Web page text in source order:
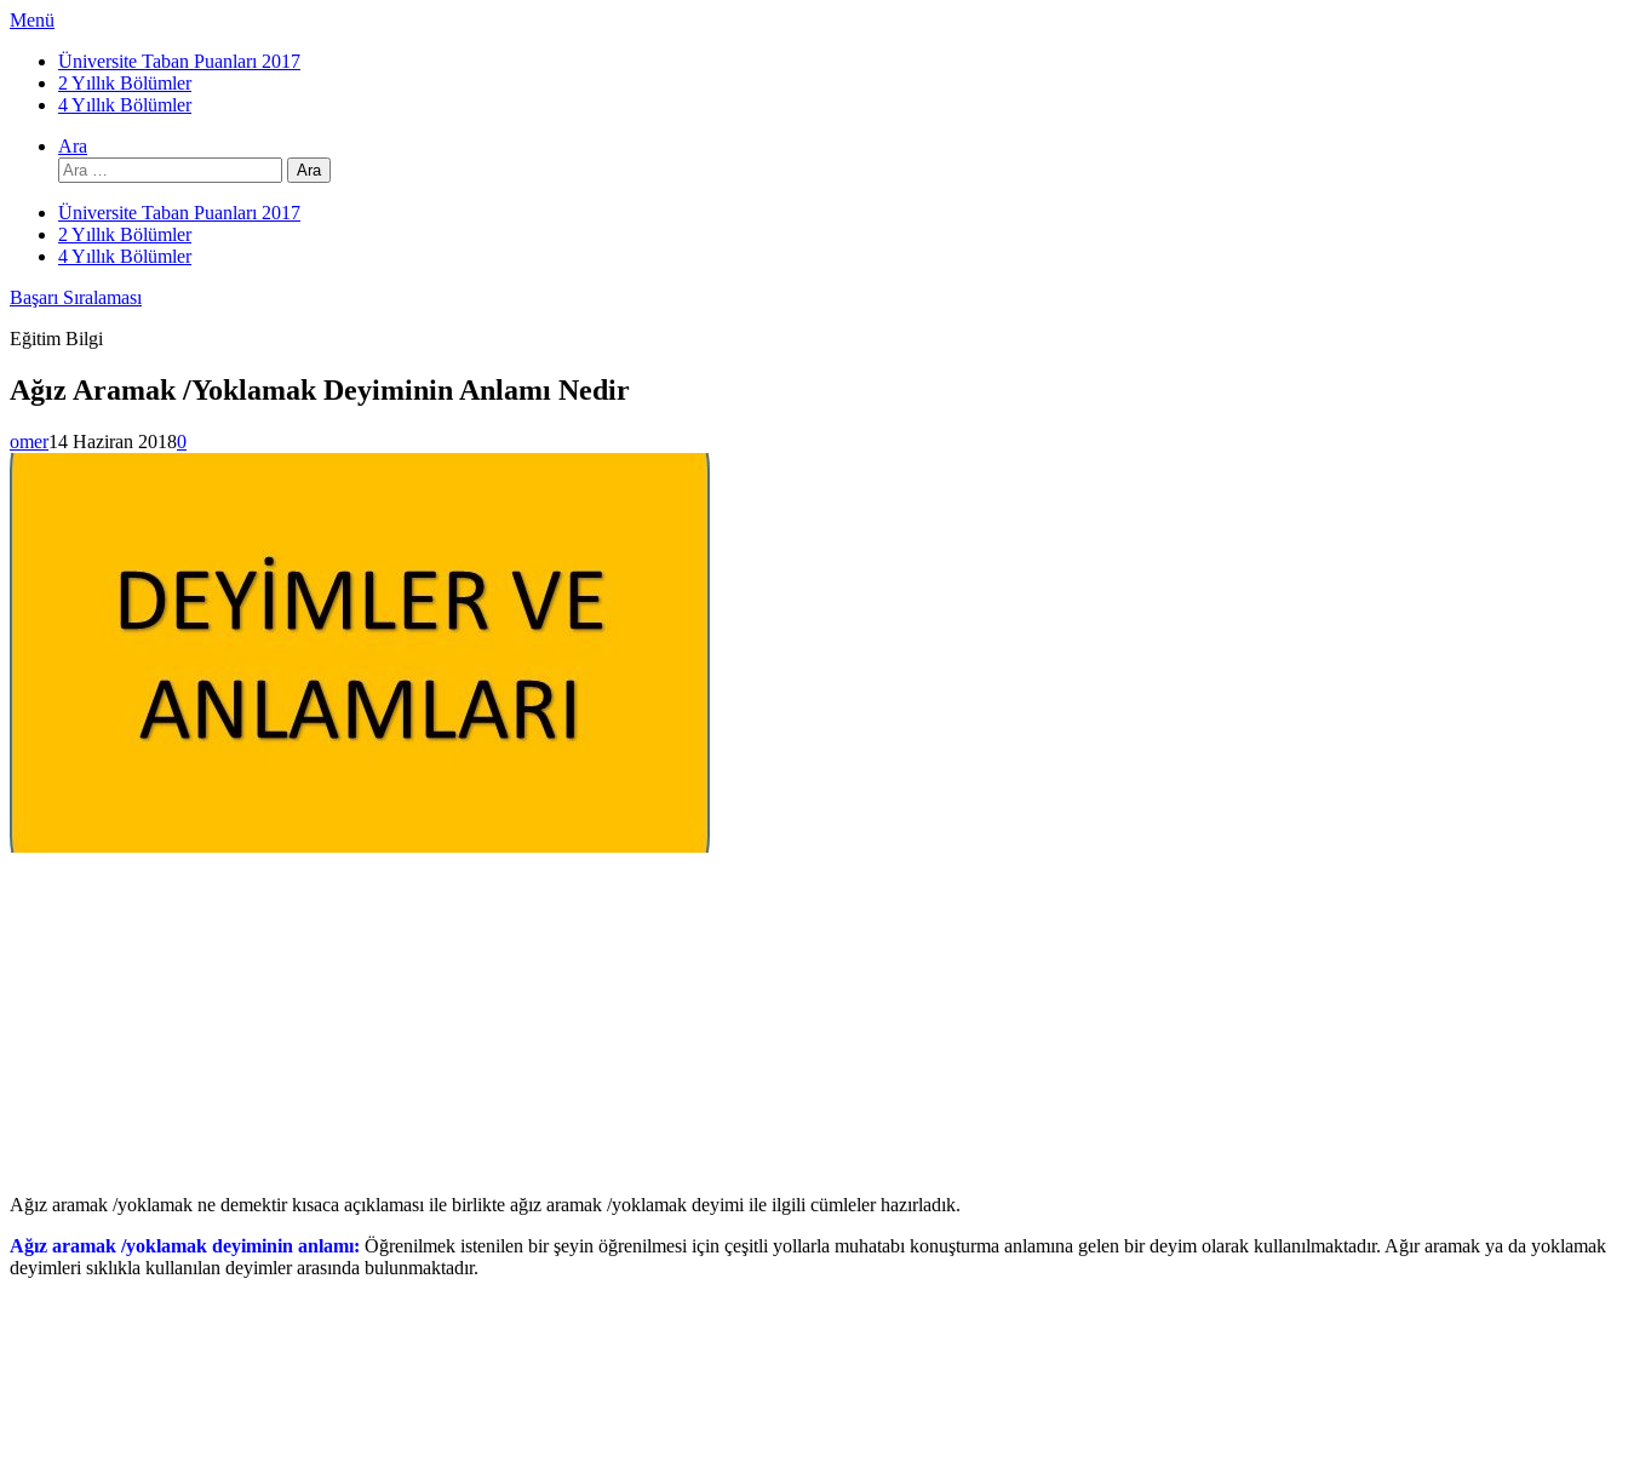
İçeriğe
Menü
Üniversite Taban Puanları 2017
2 Yıllık Bölümler
4 Yıllık Bölümler
Ara
Arama:
Üniversite Taban Puanları 2017
2 Yıllık Bölümler
4 Yıllık Bölümler
Başarı Sıralaması
Eğitim Bilgi
Ağız Aramak /Yoklamak Deyiminin Anlamı Nedir
omer14 Haziran 20180
Ağız aramak /yoklamak ne demektir kısaca açıklaması ile birlikte ağız aramak /yoklamak deyimi ile ilgili cümleler hazırladık.
Ağız aramak /yoklamak deyiminin anlamı: Öğrenilmek istenilen bir şeyin öğrenilmesi için çeşitli yollarla muhatabı konuşturma anlamına gelen bir deyim olarak kullanılmaktadır. Ağır aramak ya da yoklamak
deyimleri sıklıkla kullanılan deyimler arasında bulunmaktadır.